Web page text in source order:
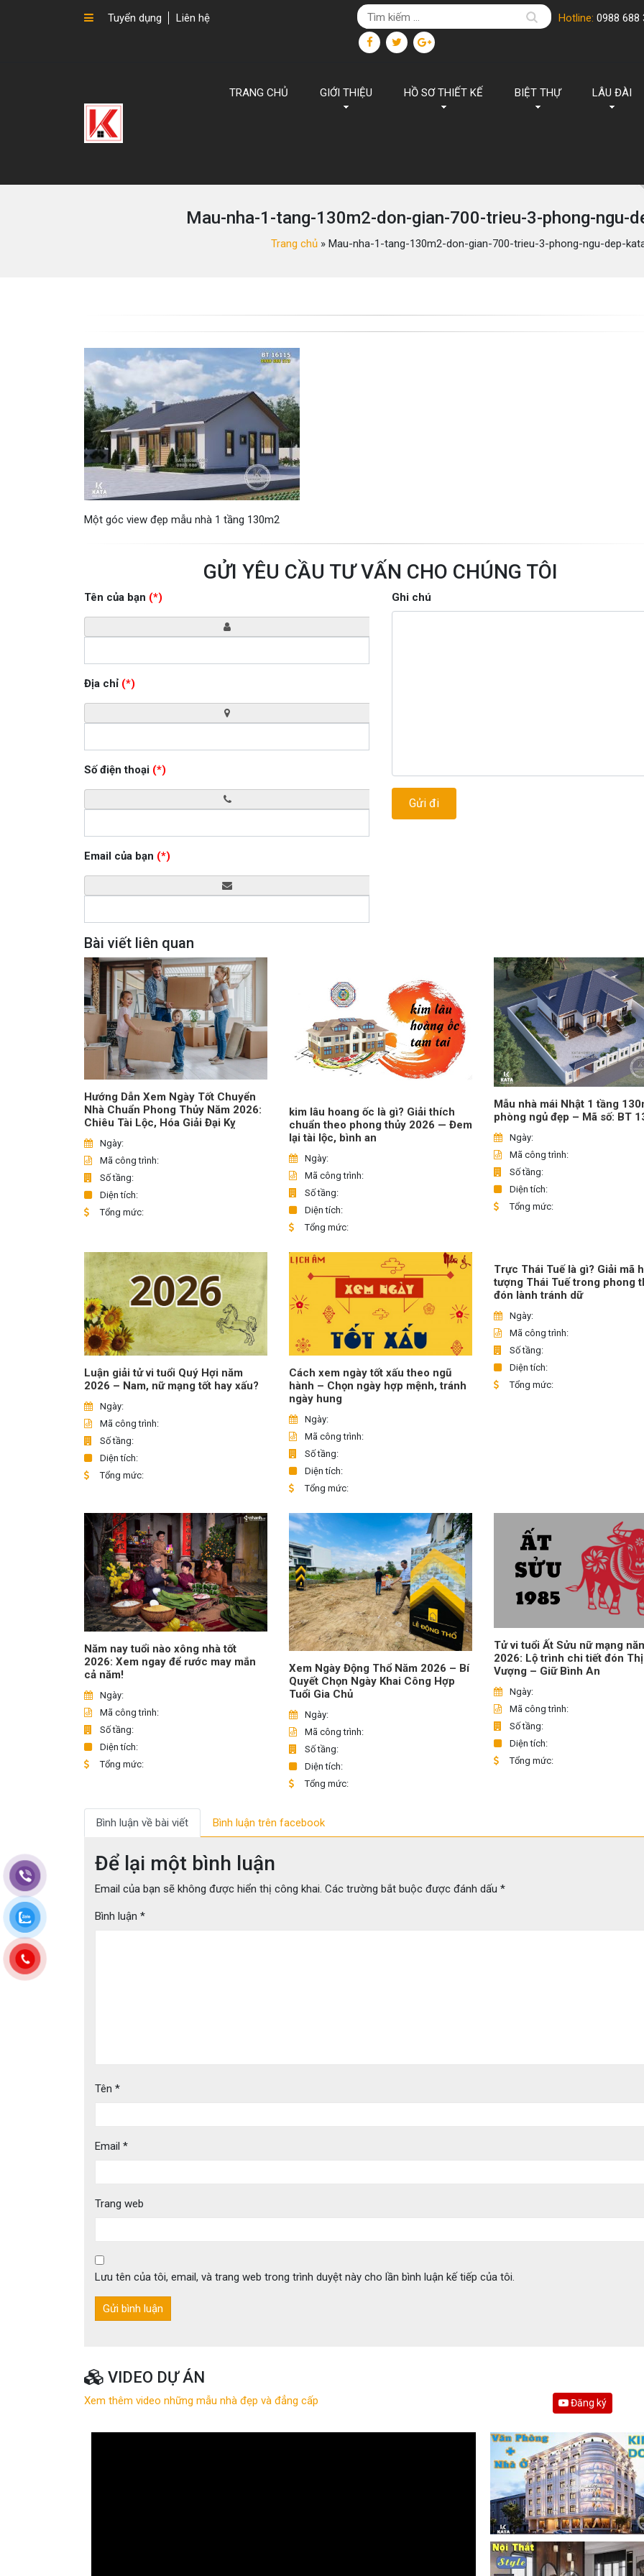
Tuyển dụng Liên hệ Hotline: 0988 688
TRANG CHỦ GIỚI THIỆU HỒ SƠ THIẾT KẾ BIỆT THỰ LÂU ĐÀI
Mau-nha-1-tang-130m2-don-gian-700-trieu-3-phong-ngu-
Trang chủ » Mau-nha-1-tang-130m2-don-gian-700-trieu-3-phong-ngu-dep-
Một góc view đẹp mẫu nhà 1 tầng 130m2
GỬI YÊU CẦU TƯ VẤN CHO CHÚNG TÔI
Tên của bạn (*)
Địa chỉ (*)
Số điện thoại (*)
Email của bạn (*)
Ghi chú
Bài viết liên quan
Hướng Dẫn Xem Ngày Tốt Chuyển
Nhà Chuẩn Phong Thủy Năm 2026:
Chiêu Tài Lộc, Hóa Giải Đại Kỵ
Ngày:
Mã công trình:
Số tầng:
Diện tích:
Tổng mức:
kim lâu hoang ốc là gì? Giải thích
chuẩn theo phong thủy 2026 — Đem
lại tài lộc, bình an
Ngày:
Mã công trình:
Số tầng:
Diện tích:
Tổng mức:
Mẫu nhà mái Nhật 1 tầng
phòng ngủ đẹp – Mã số: BT
Ngày:
Mã công trình:
Số tầng:
Diện tích:
Tổng mức:
Luận giải tử vi tuổi Quý Hợi năm
2026 – Nam, nữ mạng tốt hay xấu?
Ngày:
Mã công trình:
Số tầng:
Diện tích:
Tổng mức:
Cách xem ngày tốt xấu theo ngũ
hành – Chọn ngày hợp mệnh, tránh
ngày hung
Ngày:
Mã công trình:
Số tầng:
Diện tích:
Tổng mức:
Trực Thái Tuế là gì? Giải mã
tượng Thái Tuế trong phong
đón lành tránh dữ
Ngày:
Mã công trình:
Số tầng:
Diện tích:
Tổng mức:
Năm nay tuổi nào xông nhà tốt
2026: Xem ngay để rước may mắn
cả năm!
Ngày:
Mã công trình:
Số tầng:
Diện tích:
Tổng mức:
Xem Ngày Động Thổ Năm 2026 – Bí
Quyết Chọn Ngày Khai Công Hợp
Tuổi Gia Chủ
Ngày:
Mã công trình:
Số tầng:
Diện tích:
Tổng mức:
Tử vi tuổi Ất Sửu nữ mạng
2026: Lộ trình chi tiết đón
Vượng – Giữ Bình An
Ngày:
Mã công trình:
Số tầng:
Diện tích:
Tổng mức:
Bình luận về bài viết Bình luận trên facebook
Để lại một bình luận
Email của bạn sẽ không được hiển thị công khai. Các trường bắt buộc được đánh dấu *
Bình luận *
Tên *
Email *
Trang web
Lưu tên của tôi, email, và trang web trong trình duyệt này cho lần bình luận kế tiếp của tôi.
VIDEO DỰ ÁN
Xem thêm video những mẫu nhà đẹp và đẳng cấp Đăng ký